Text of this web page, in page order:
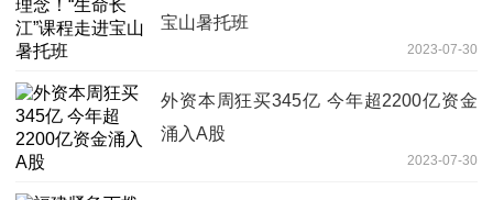
宝山暑托班
2023-07-30
外资本周狂买345亿 今年超2200亿资金
涌入A股
2023-07-30